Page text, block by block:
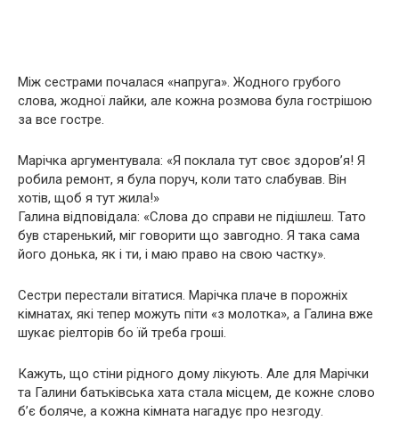
Між сестрами почалася «напруга». Жодного грубого
слова, жодної лайки, але кожна розмова була гострішою
за все гостре.
Марічка аргументувала: «Я поклала тут своє здоров’я! Я
робила ремонт, я була поруч, коли тато слабував. Він
хотів, щоб я тут жила!»
Галина відповідала: «Слова до справи не підішлеш. Тато
був старенький, міг говорити що завгодно. Я така сама
його донька, як і ти, і маю право на свою частку».
Сестри перестали вітатися. Марічка плаче в порожніх
кімнатах, які тепер можуть піти «з молотка», а Галина вже
шукає ріелторів бо їй треба гроші.
Кажуть, що стіни рідного дому лікують. Але для Марічки
та Галини батьківська хата стала місцем, де кожне слово
б’є боляче, а кожна кімната нагадує про незгоду.